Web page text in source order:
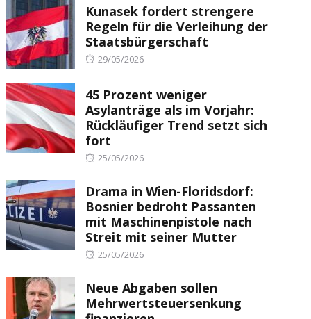
Kunasek fordert strengere
Regeln für die Verleihung der
Staatsbürgerschaft
Posted
29/05/2026
45 Prozent weniger
Asylanträge als im Vorjahr:
Rückläufiger Trend setzt sich
fort
Posted
25/05/2026
Drama in Wien-Floridsdorf:
Bosnier bedroht Passanten
mit Maschinenpistole nach
Streit mit seiner Mutter
Posted
25/05/2026
Neue Abgaben sollen
Mehrwertsteuersenkung